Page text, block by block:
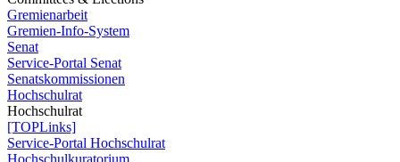
Gremienarbeit
Gremien-Info-System
Senat
Service-Portal Senat
Senatskommissionen
Hochschulrat
Hochschulrat
[TOPLinks]
Service-Portal Hochschulrat
Hochschulkuratorium